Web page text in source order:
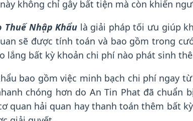
không chỉ gây bất tiện mà còn khiến
Thuế Nhập Khẩu là giải pháp tối ưu giúp
sẽ được tính toán và bao gồm trong
lắng bất kỳ khoản chi phí nào phát sinh
bao gồm việc minh bạch chi phí ngay
chóng hơn do An Tin Phat đã
quan hải quan hay thanh toán thêm bất